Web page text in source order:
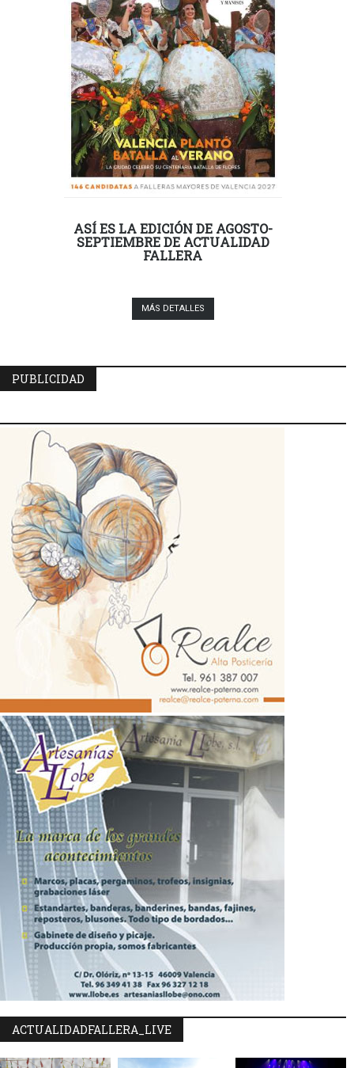
ASÍ ES LA EDICIÓN DE AGOSTO-
SEPTIEMBRE DE ACTUALIDAD
FALLERA
MÁS DETALLES
PUBLICIDAD
ACTUALIDADFALLERA_LIVE